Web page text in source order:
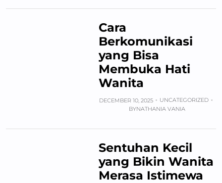
Cara
Berkomunikasi
yang Bisa
Membuka Hati
Wanita
DECEMBER 10, 2025
UNCATEGORIZED
BYNATHANIA VANIA
Sentuhan Kecil
yang Bikin Wanita
Merasa Istimewa